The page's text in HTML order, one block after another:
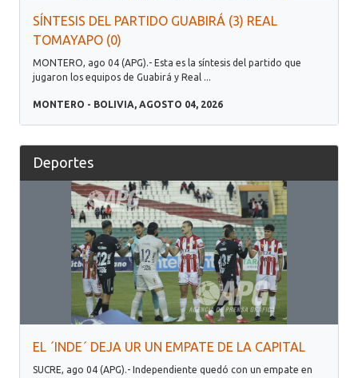
SÍNTESIS DEL PARTIDO GUABIRÁ (3) REAL
TOMAYAPO (0)
MONTERO, ago 04 (APG).- Esta es la síntesis del partido que
jugaron los equipos de Guabirá y Real ...
MONTERO - BOLIVIA, AGOSTO 04, 2026
Deportes
EL ´INDE´ DEJA UR UN EMPATE DE LA CAPITAL
SUCRE, ago 04 (APG).- Independiente quedó con un empate en